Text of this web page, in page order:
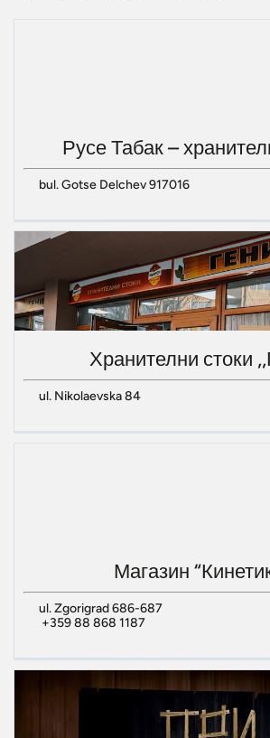
Русе Табак –
bul. Gotse Delchev 917016
Хранителни стоки
ul. Nikolaevska 84
Магазин
ul. Zgorigrad 686-687
+359 88 868 1187